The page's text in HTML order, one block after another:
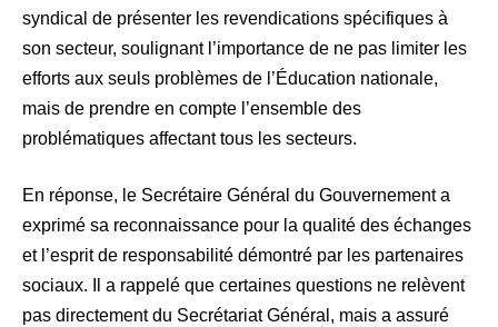
syndical de présenter les revendications spécifiques à
son secteur, soulignant l’importance de ne pas limiter les
efforts aux seuls problèmes de l’Éducation nationale,
mais de prendre en compte l’ensemble des
problématiques affectant tous les secteurs.
En réponse, le Secrétaire Général du Gouvernement a
exprimé sa reconnaissance pour la qualité des échanges
et l’esprit de responsabilité démontré par les partenaires
sociaux. Il a rappelé que certaines questions ne relèvent
pas directement du Secrétariat Général, mais a assuré